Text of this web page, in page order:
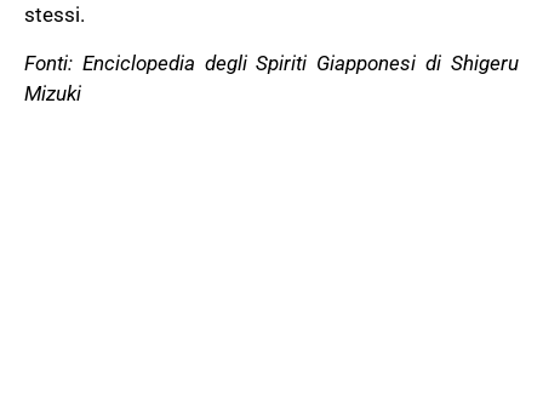
stessi.
Fonti: Enciclopedia degli Spiriti Giapponesi di Shigeru
Mizuki